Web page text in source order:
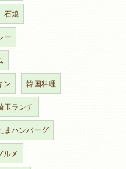
石焼
ー
ン 韓国料理
玉ランチ
まハンバーグ
ルメ